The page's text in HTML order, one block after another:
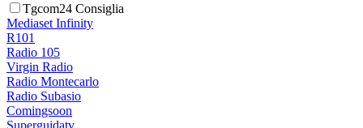
Tgcom24 Consiglia
Mediaset Infinity
R101
Radio 105
Virgin Radio
Radio Montecarlo
Radio Subasio
Comingsoon
Superguidatv